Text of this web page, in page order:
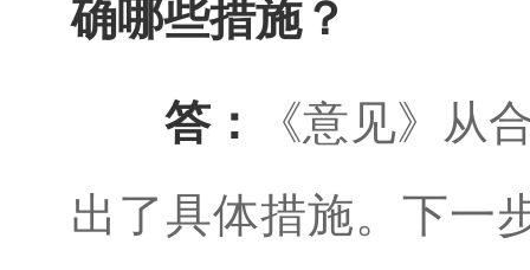
确哪些措施？
答：
《意见》从
出了具体措施。下一